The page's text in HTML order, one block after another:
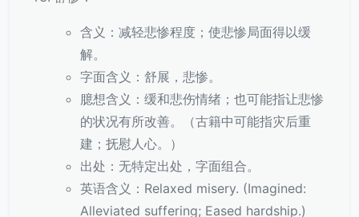
含义：减轻悲惨程度；使悲惨局面得以缓
解。
字面含义：舒展，悲惨。
臆想含义：缓和悲伤情绪；也可能指让悲惨
的状况有所改善。（古籍中可能指灾后重
建；抚慰人心。）
出处：无特定出处，字面组合。
英语含义：Relaxed misery. (Imagined:
Alleviated suffering; Eased hardship.)